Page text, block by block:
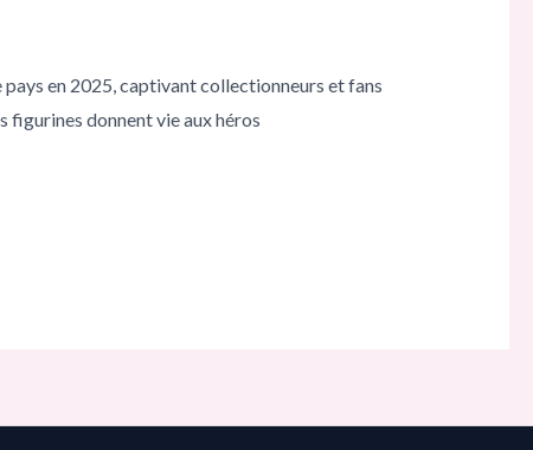
pays en 2025, captivant collectionneurs et fans
figurines donnent vie aux héros